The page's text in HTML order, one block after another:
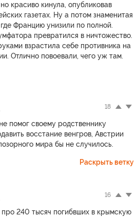
красиво кинула, опубликовав
газетах. Ну а потом знаменитая
Францию унизили по полной.
превратился в ничтожество.
взрастила себе противника на
Отлично повоевали, чего уж там.
18
помог своему родственнику
восстание венгров, Австрии
мира бы не случилось.
Раскрыть ветку
16
240 тысяч погибвших в крымскую